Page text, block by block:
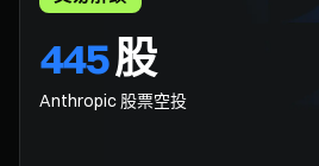
445股
Anthropic 股票空投